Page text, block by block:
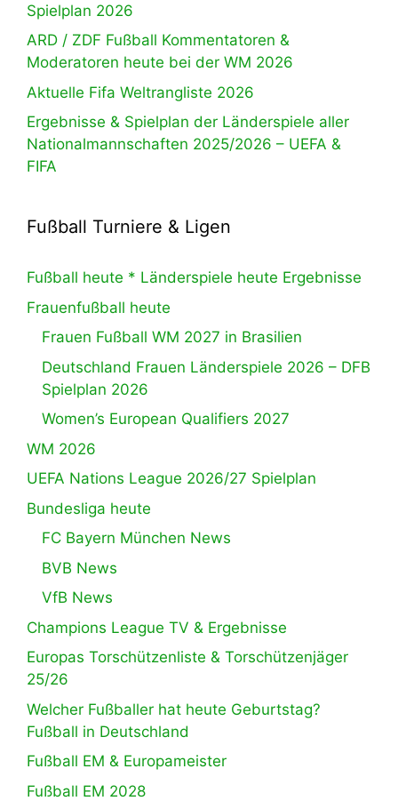
Spielplan 2026
ARD / ZDF Fußball Kommentatoren &
Moderatoren heute bei der WM 2026
Aktuelle Fifa Weltrangliste 2026
Ergebnisse & Spielplan der Länderspiele aller
Nationalmannschaften 2025/2026 – UEFA &
FIFA
Fußball Turniere & Ligen
Fußball heute * Länderspiele heute Ergebnisse
Frauenfußball heute
Frauen Fußball WM 2027 in Brasilien
Deutschland Frauen Länderspiele 2026 – DFB
Spielplan 2026
Women’s European Qualifiers 2027
WM 2026
UEFA Nations League 2026/27 Spielplan
Bundesliga heute
FC Bayern München News
BVB News
VfB News
Champions League TV & Ergebnisse
Europas Torschützenliste & Torschützenjäger
25/26
Welcher Fußballer hat heute Geburtstag?
Fußball in Deutschland
Fußball EM & Europameister
Fußball EM 2028